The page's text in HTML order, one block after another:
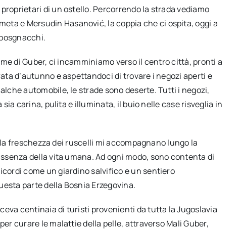
di un ostello. Percorrendo la strada vediamo
e Mersudin Hasanović, la coppia che ci ospita, oggi a
di Guber, ci incamminiamo verso il centro città, pronti a
d’autunno e aspettandoci di trovare i negozi aperti e
automobile, le strade sono deserte. Tutti i negozi,
carina, pulita e illuminata, il buio nelle case risveglia in
freschezza dei ruscelli mi accompagnano lungo la
della vita umana. Ad ogni modo, sono contenta di
come un giardino salvifico e un sentiero
parte della Bosnia Erzegovina.
centinaia di turisti provenienti da tutta la Jugoslavia
curare le malattie della pelle, attraverso Mali Guber,